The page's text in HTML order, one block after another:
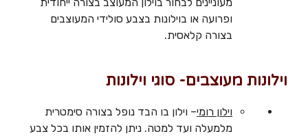
ופרועה או בוילונות בצבע סולידי המעוצבים
בצורה קלאסית.
וילונות מעוצבים- סוגי וילונות
וילון רומי– וילון בו הבד נופל בצורה סימטרית
מלמעלה ועד למטה. ניתן להזמין אותו בכל צבע